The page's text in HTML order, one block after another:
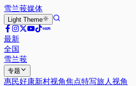
雪兰莪媒体
Light Theme
最新
全国
雪兰莪
专题
惠民好康新村视角焦点特写旅人视角